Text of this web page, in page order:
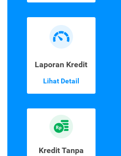
Laporan Kredit
Lihat Detail
Kredit Tanpa